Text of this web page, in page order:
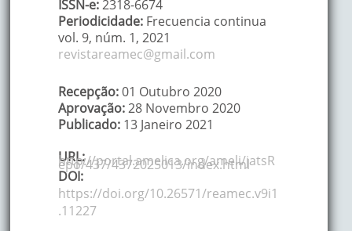
ISSN-e:2318-6674
Periodicidade: Frecuencia continua
vol. 9, núm. 1, 2021
revistareamec@gmail.com
Recepção:01 Outubro 2020
Aprovação:28 Novembro 2020
Publicado: 13 Janeiro 2021
URL:
http://portal.amelica.org/ameli/jatsR
epo/437/4372025013/index.html
DOI:
https://doi.org/10.26571/reamec.v9i1
.11227